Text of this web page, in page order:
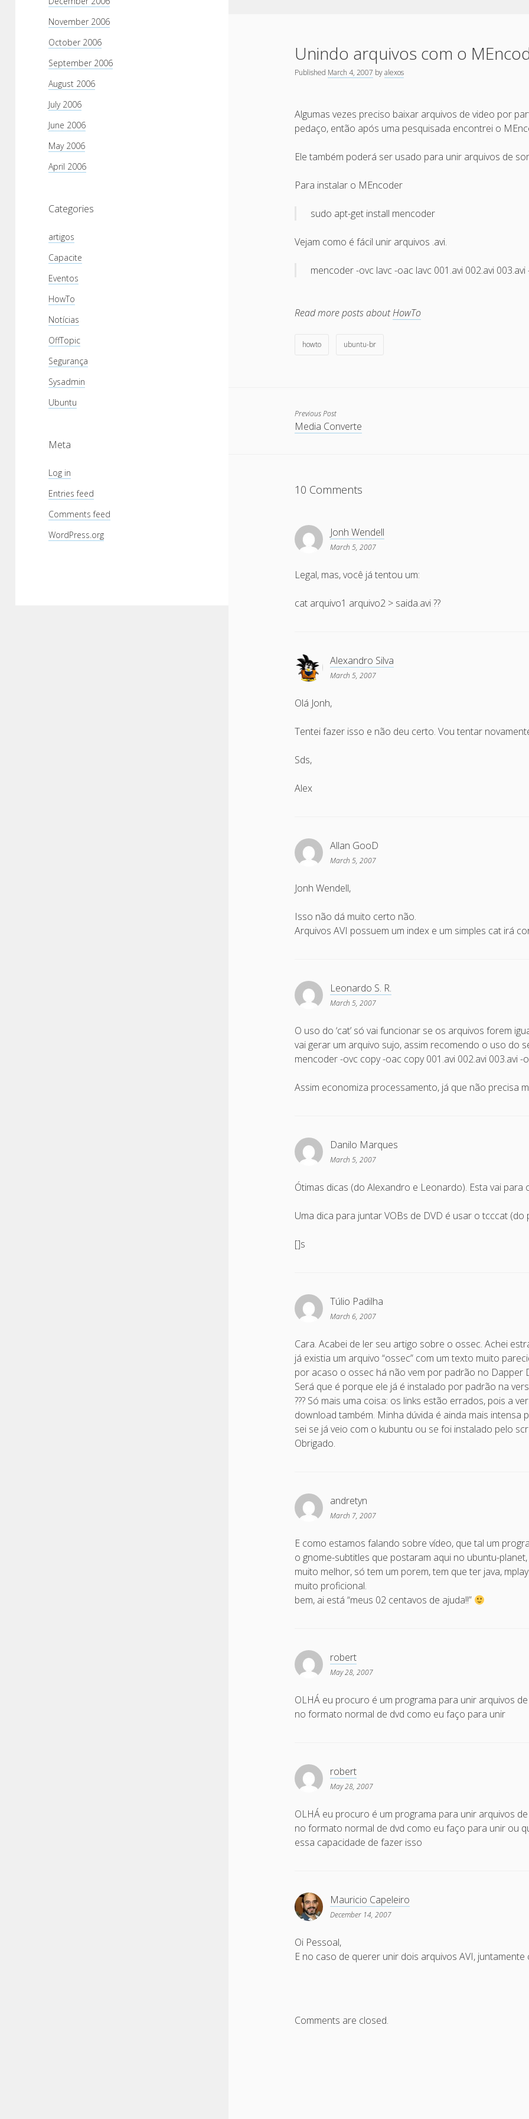
November 2006
October 2006
September 2006
August 2006
July 2006
June 2006
May 2006
April 2006
Categories
artigos
Capacite
Eventos
HowTo
Notícias
OffTopic
Segurança
Sysadmin
Ubuntu
Meta
Log in
Entries feed
Comments feed
WordPress.org
Unindo arquivos com o
Published March 4, 2007 byalexos
Algumas vezes preciso baixar arquivos de video por
pedaço, então após uma pesquisada encontrei o
Ele também poderá ser usado para unir arquivos de
Para instalar o MEncoder
sudo apt-get install mencoder
Vejam como é fácil unir arquivos .avi.
mencoder -ovc lavc -oac lavc 001.avi 002.avi
Read more posts aboutHowTo
howto ubuntu-br
Previous Post
Media Converte
10 Comments
Jonh Wendell
March 5, 2007
Legal, mas, você já tentou um:
cat arquivo1 arquivo2 > saida.avi ??
Alexandro Silva
March 5, 2007
Olá Jonh,
Tentei fazer isso e não deu certo. Vou tentar
Sds,
Alex
Allan GooD
March 5, 2007
Jonh Wendell,
Isso não dá muito certo não.
Arquivos AVI possuem um index e um simples cat irá
Leonardo S. R.
March 5, 2007
O uso do ‘cat’ só vai funcionar se os arquivos forem
vai gerar um arquivo sujo, assim recomendo o uso do
mencoder -ovc copy -oac copy 001.avi 002.avi 003.avi -
Assim economiza processamento, já que não precisa
Danilo Marques
March 5, 2007
Ótimas dicas (do Alexandro e Leonardo). Esta vai para o
Uma dica para juntar VOBs de DVD é usar o tcccat (do
[]s
Túlio Padilha
March 6, 2007
Cara. Acabei de ler seu artigo sobre o ossec. Achei
já existia um arquivo “ossec” com um texto muito
por acaso o ossec há não vem por padrão no Dapper
Será que é porque ele já é instalado por padrão na
??? Só mais uma coisa: os links estão errados, pois a
download também. Minha dúvida é ainda mais
sei se já veio com o kubuntu ou se foi instalado pelo
Obrigado.
andretyn
March 7, 2007
E como estamos falando sobre vídeo, que tal um
o gnome-subtitles que postaram aqui no ubuntu-
muito melhor, só tem um porem, tem que ter java,
muito proficional.
bem, ai está “meus 02 centavos de ajuda!!”
robert
May 28, 2007
OLHÁ eu procuro é um programa para unir arquivos
no formato normal de dvd como eu faço para unir
robert
May 28, 2007
OLHÁ eu procuro é um programa para unir arquivos
no formato normal de dvd como eu faço para unir ou
essa capacidade de fazer isso
Mauricio Capeleiro
December 14, 2007
Oi Pessoal,
E no caso de querer unir dois arquivos AVI,
Comments are closed.